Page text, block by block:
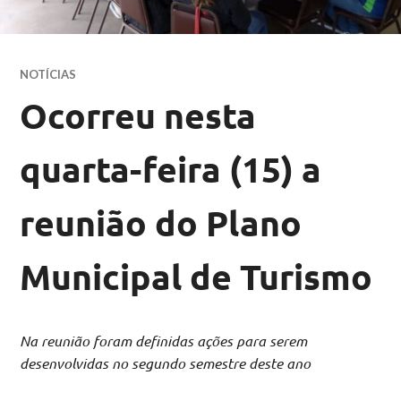
NOTÍCIAS
Ocorreu nesta
quarta-feira (15) a
reunião do Plano
Municipal de Turismo
Na reunião foram definidas ações para serem
desenvolvidas no segundo semestre deste ano